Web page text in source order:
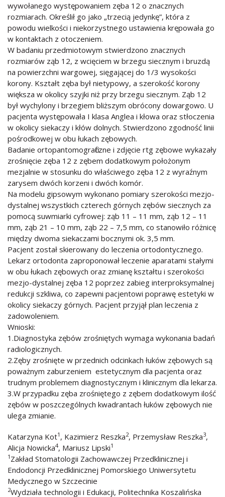
wywołanego występowaniem zęba 12 o znacznych
rozmiarach. Określił go jako „trzecią jedynkę”, która z
powodu wielkości i niekorzystnego ustawienia krępowała go
w kontaktach z otoczeniem.
W badaniu przedmiotowym stwierdzono znacznych
rozmiarów ząb 12, z wcięciem w brzegu siecznym i bruzdą
na powierzchni wargowej, sięgającej do 1/3 wysokości
korony. Kształt zęba był nietypowy, a szerokość korony
większa w okolicy szyjki niż przy brzegu siecznym. Ząb 12
był wychylony i brzegiem bliższym obrócony dowargowo. U
pacjenta występowała I klasa Anglea i kłowa oraz stłoczenia
w okolicy siekaczy i kłów dolnych. Stwierdzono zgodność linii
pośrodkowej w obu łukach zębowych.
Badanie ortopantomograficzne i zdjęcie rtg zębowe wykazały
zrośnięcie zęba 12 z zębem dodatkowym położonym
mezjalnie w stosunku do właściwego zęba 12 z wyraźnym
zarysem dwóch korzeni i dwóch komór.
Na modelu gipsowym wykonano pomiary szerokości mezjo-
dystalnej wszystkich czterech górnych zębów siecznych za
pomocą suwmiarki cyfrowej: ząb 11 – 11 mm, ząb 12 – 11
mm, ząb 21 – 10 mm, ząb 22 – 7,5 mm, co stanowiło różnicę
między dwoma siekaczami bocznymi ok. 3,5 mm.
Pacjent został skierowany do leczenia ortodontycznego.
Lekarz ortodonta zaproponował leczenie aparatami stałymi
w obu łukach zębowych oraz zmianę kształtu i szerokości
mezjo-dystalnej zęba 12 poprzez zabieg interproksymalnej
redukcji szkliwa, co zapewni pacjentowi poprawę estetyki w
okolicy siekaczy górnych. Pacjent przyjął plan leczenia z
zadowoleniem.
Wnioski:
1.Diagnostyka zębów zrośniętych wymaga wykonania badań
radiologicznych.
2.Zęby zrośnięte w przednich odcinkach łuków zębowych są
poważnym zaburzeniem estetycznym dla pacjenta oraz
trudnym problemem diagnostycznym i klinicznym dla lekarza.
3.W przypadku zęba zrośniętego z zębem dodatkowym ilość
zębów w poszczególnych kwadrantach łuków zębowych nie
ulega zmianie.
Katarzyna Kot1 , Kazimierz Reszka2, Przemysław Reszka3,
Alicja Nowicka4, Mariusz Lipski1
1 Zakład Stomatologii Zachowawczej Przedklinicznej i
Endodoncji Przedklinicznej Pomorskiego Uniwersytetu
Medycznego w Szczecinie
2Wydziała technologii i Edukacji, Politechnika Koszalińska